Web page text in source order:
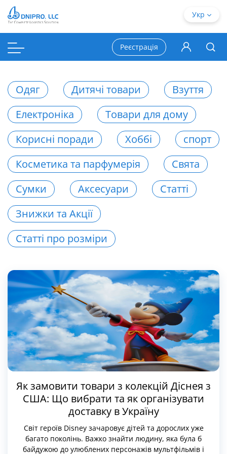
Одяг Дитячі товари
Взуття
Електроніка
Товари для дому
Корисні поради
Хоббі
спорт
Косметика та парфумерія
Свята
Сумки
Аксесуари
Статті
Знижки та Акції
Статті про розміри
Як замовити товари з колекцій Діснея з
США: Що вибрати та як організувати
доставку в Україну
Світ героїв Disney зачаровує дітей та дорослих уже
багато поколінь. Важко знайти людину, яка була б
байдужою до улюблених персонажів мультфільмів і
Укр
Реєстрація